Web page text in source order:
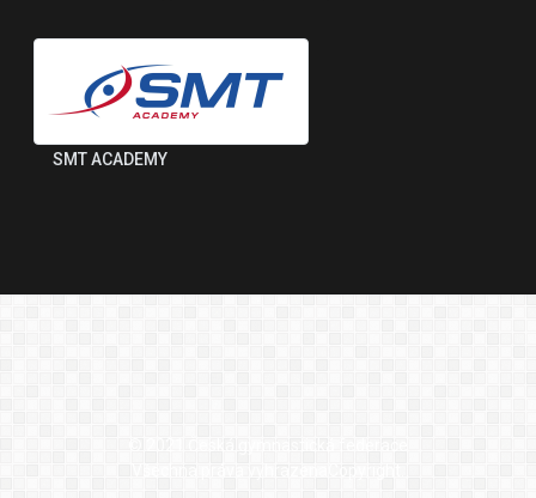
SMT ACADEMY